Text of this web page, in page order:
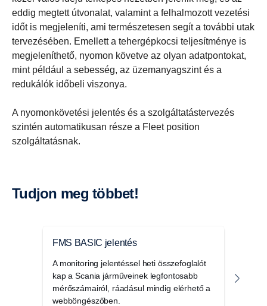
eddig megtett útvonalat, valamint a felhalmozott vezetési
időt is megjeleníti, ami természetesen segít a további utak
tervezésében. Emellett a tehergépkocsi teljesítménye is
megjeleníthető, nyomon követve az olyan adatpontokat,
mint például a sebesség, az üzemanyagszint és a
redukálók időbeli viszonya.
A nyomonkövetési jelentés és a szolgáltatástervezés
szintén automatikusan része a Fleet position
szolgáltatásnak.
Tudjon meg többet!
FMS BASIC jelentés
A monitoring jelentéssel heti összefoglalót
kap a Scania járműveinek legfontosabb
mérőszámairól, ráadásul mindig elérhető a
webböngészőben.